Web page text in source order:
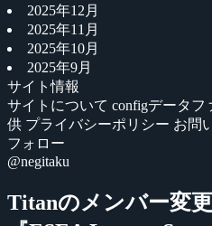
2025年12月
2025年11月
2025年10月
2025年9月
サイト情報
サイトについて configデータフ
供 プライバシーポリシー お問
フォロー
@negitaku
Titanのメンバー変